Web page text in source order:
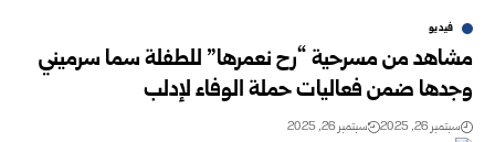
فيديو
مشاهد من مسرحية “رح نعمرها” للطفلة سما سرميني
وجدها ضمن فعاليات حملة الوفاء لإدلب
سبتمبر 26, 2025 سبتمبر 26, 2025